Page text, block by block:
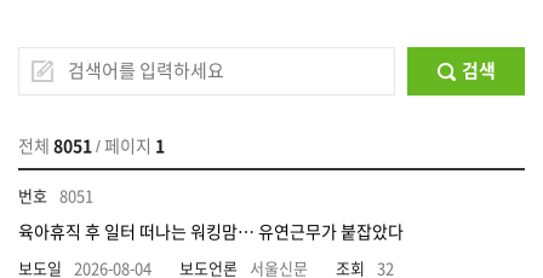
구
원
Korean
Women's
Development
Institute
검색
전체 8051 / 페이지 1
8051
육아휴직 후 일터 떠나는 워킹맘… 유연근무가 붙잡았다
2026-08-04 서울신문 32